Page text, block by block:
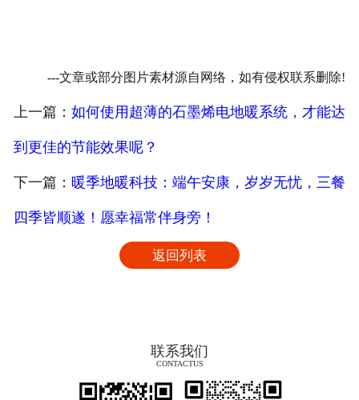
---文章或部分图片素材源自网络，如有侵权联系删除!
上一篇： 如何使用超薄的石墨烯电地暖系统，才能达
到更佳的节能效果呢？
下一篇： 暖季地暖科技：端午安康，岁岁无忧，三餐
四季皆顺遂！愿幸福常伴身旁！
返回列表
联系我们
CONTACTUS